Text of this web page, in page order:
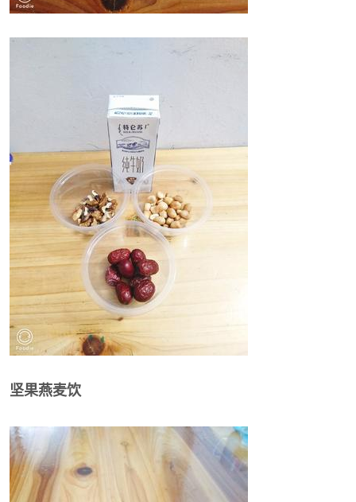
坚果燕麦饮